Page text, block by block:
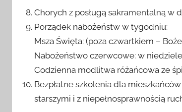
Chorych z posługą sakramentalną w
Porządek nabożeństw w tygodniu:
Msza Święta: (poza czwartkiem – Boże
Nabożeństwo czerwcowe: w
Codzienna modlitwa różańcowa ze
Bezpłatne szkolenia dla
starszymi i z niepełnosprawnością